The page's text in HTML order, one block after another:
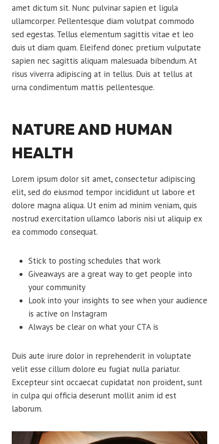
amet dictum sit. Nunc pulvinar sapien et ligula
ullamcorper. Pellentesque diam volutpat commodo
sed egestas. Tellus elementum sagittis vitae et leo
duis ut diam quam. Eleifend donec pretium vulputate
sapien nec sagittis aliquam malesuada bibendum. At
risus viverra adipiscing at in tellus. Duis at tellus at
urna condimentum mattis pellentesque.
NATURE AND HUMAN
HEALTH
Lorem ipsum dolor sit amet, consectetur adipiscing
elit, sed do eiusmod tempor incididunt ut labore et
dolore magna aliqua. Ut enim ad minim veniam, quis
nostrud exercitation ullamco laboris nisi ut aliquip ex
ea commodo consequat.
Stick to posting schedules that work
Giveaways are a great way to get people into
your community
Look into your insights to see when your audience
is active on Instagram
Always be clear on what your CTA is
Duis aute irure dolor in reprehenderit in voluptate
velit esse cillum dolore eu fugiat nulla pariatur.
Excepteur sint occaecat cupidatat non proident, sunt
in culpa qui officia deserunt mollit anim id est
laborum.